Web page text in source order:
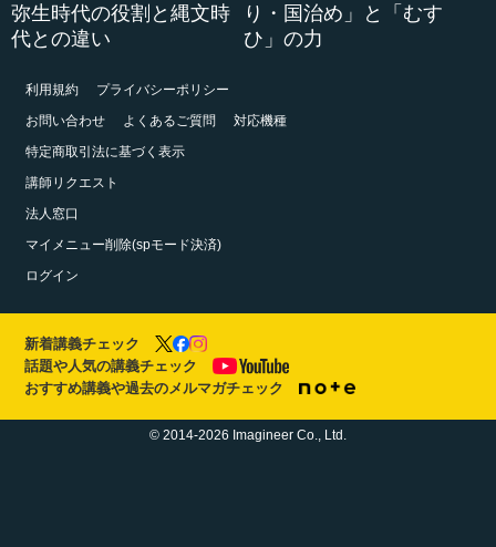
弥生時代の役割と縄文時
代との違い
り・国治め」と「むす
ひ」の力
利用規約
プライバシーポリシー
お問い合わせ
よくあるご質問
対応機種
特定商取引法に基づく表示
講師リクエスト
法人窓口
マイメニュー削除(spモード決済)
ログイン
新着講義チェック
話題や人気の講義チェック
おすすめ講義や過去のメルマガチェック
© 2014-2026 Imagineer Co., Ltd.